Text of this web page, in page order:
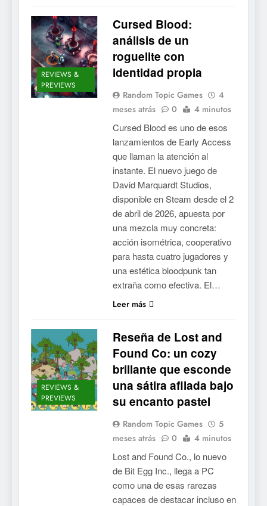
REVIEWS &
PREVIEWS
Cursed Blood:
análisis de un
roguelite con
identidad propia
Random Topic Games
4
meses atrás
0 4 minutos
Cursed Blood es uno de esos
lanzamientos de Early Access
que llaman la atención al
instante. El nuevo juego de
David Marquardt Studios,
disponible en Steam desde el 2
de abril de 2026, apuesta por
una mezcla muy concreta:
acción isométrica, cooperativo
para hasta cuatro jugadores y
una estética bloodpunk tan
extraña como efectiva. El…
Leer más
REVIEWS &
PREVIEWS
Reseña de Lost and
Found Co: un cozy
brillante que esconde
una sátira afilada bajo
su encanto pastel
Random Topic Games
5
meses atrás
0 4 minutos
Lost and Found Co., lo nuevo
de Bit Egg Inc., llega a PC
como una de esas rarezas
capaces de destacar incluso en